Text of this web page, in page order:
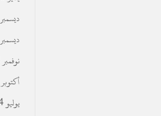
ديسمبر 2025
ديسمبر 2024
نوفمبر 2024
أكتوبر 2024
يوليو 2024